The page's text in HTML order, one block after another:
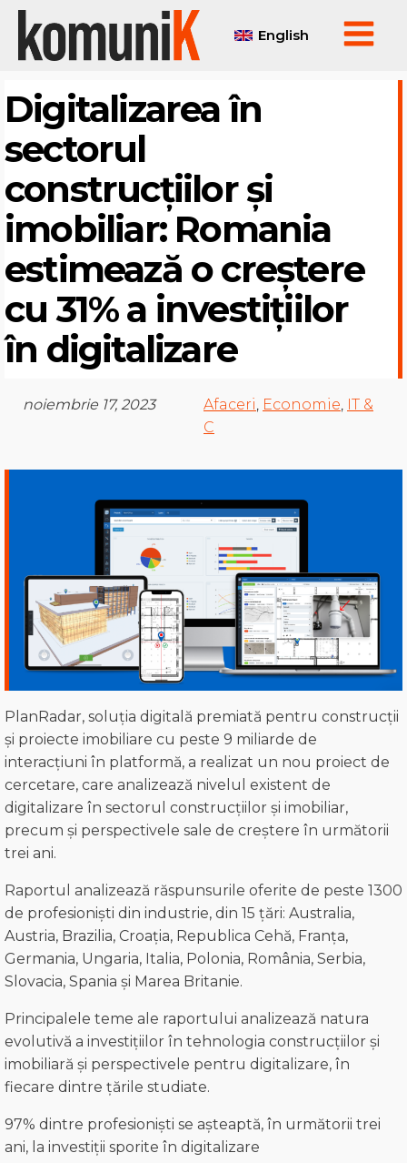
English
Digitalizarea în
sectorul
construcțiilor și
imobiliar: Romania
estimează o creștere
cu 31% a investițiilor
în digitalizare
noiembrie 17, 2023 Afaceri, Economie, IT &
C
PlanRadar, soluția digitală premiată pentru construcții
și proiecte imobiliare cu peste 9 miliarde de
interacțiuni în platformă, a realizat un nou proiect de
cercetare, care analizează nivelul existent de
digitalizare în sectorul construcțiilor și imobiliar,
precum și perspectivele sale de creștere în următorii
trei ani.
Raportul analizează răspunsurile oferite de peste 1300
de profesioniști din industrie, din 15 țări: Australia,
Austria, Brazilia, Croația, Republica Cehă, Franța,
Germania, Ungaria, Italia, Polonia, România, Serbia,
Slovacia, Spania și Marea Britanie.
Principalele teme ale raportului analizează natura
evolutivă a investițiilor în tehnologia construcțiilor și
imobiliară și perspectivele pentru digitalizare, în
fiecare dintre țările studiate.
97% dintre profesioniști se așteaptă, în următorii trei
ani, la investiții sporite în digitalizare